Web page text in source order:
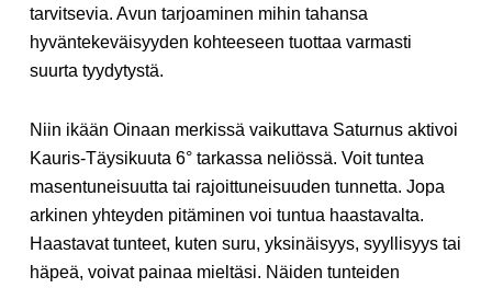
tarvitsevia. Avun tarjoaminen mihin tahansa
hyväntekeväisyyden kohteeseen tuottaa varmasti
suurta tyydytystä.
Niin ikään Oinaan merkissä vaikuttava Saturnus aktivoi
Kauris-Täysikuuta 6° tarkassa neliössä. Voit tuntea
masentuneisuutta tai rajoittuneisuuden tunnetta. Jopa
arkinen yhteyden pitäminen voi tuntua haastavalta.
Haastavat tunteet, kuten suru, yksinäisyys, syyllisyys tai
häpeä, voivat painaa mieltäsi. Näiden tunteiden